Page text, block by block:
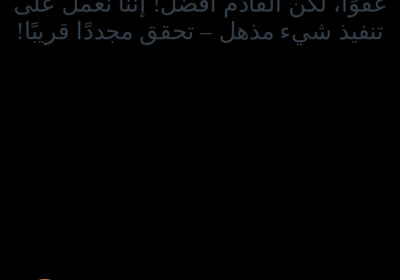
تنفيذ شيء مذهل – تحقق مجددًا قريبًا!